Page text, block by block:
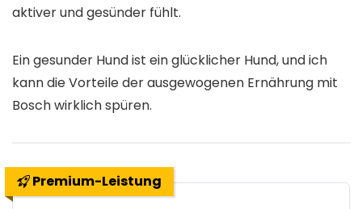
aktiver und gesünder fühlt.
Ein gesunder Hund ist ein glücklicher Hund, und ich
kann die Vorteile der ausgewogenen Ernährung mit
Bosch wirklich spüren.
Premium-Leistung